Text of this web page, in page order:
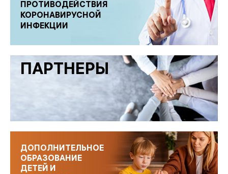
ПРОТИВОДЕЙСТВИЯ
КОРОНАВИРУСНОЙ
ИНФЕКЦИИ
ПАРТНЕРЫ
ДОПОЛНИТЕЛЬНОЕ
ОБРАЗОВАНИЕ
ДЕТЕЙ И